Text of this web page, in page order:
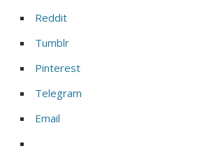
Reddit
Tumblr
Pinterest
Telegram
Email